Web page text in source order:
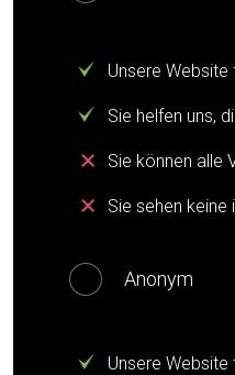
Unsere
Sie helfen uns,
Sie können alle
Sie sehen keine
Anonym
Unsere